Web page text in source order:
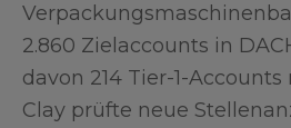
2.860 Zielaccounts in
davon 214 Tier-1-
Clay prüfte neue